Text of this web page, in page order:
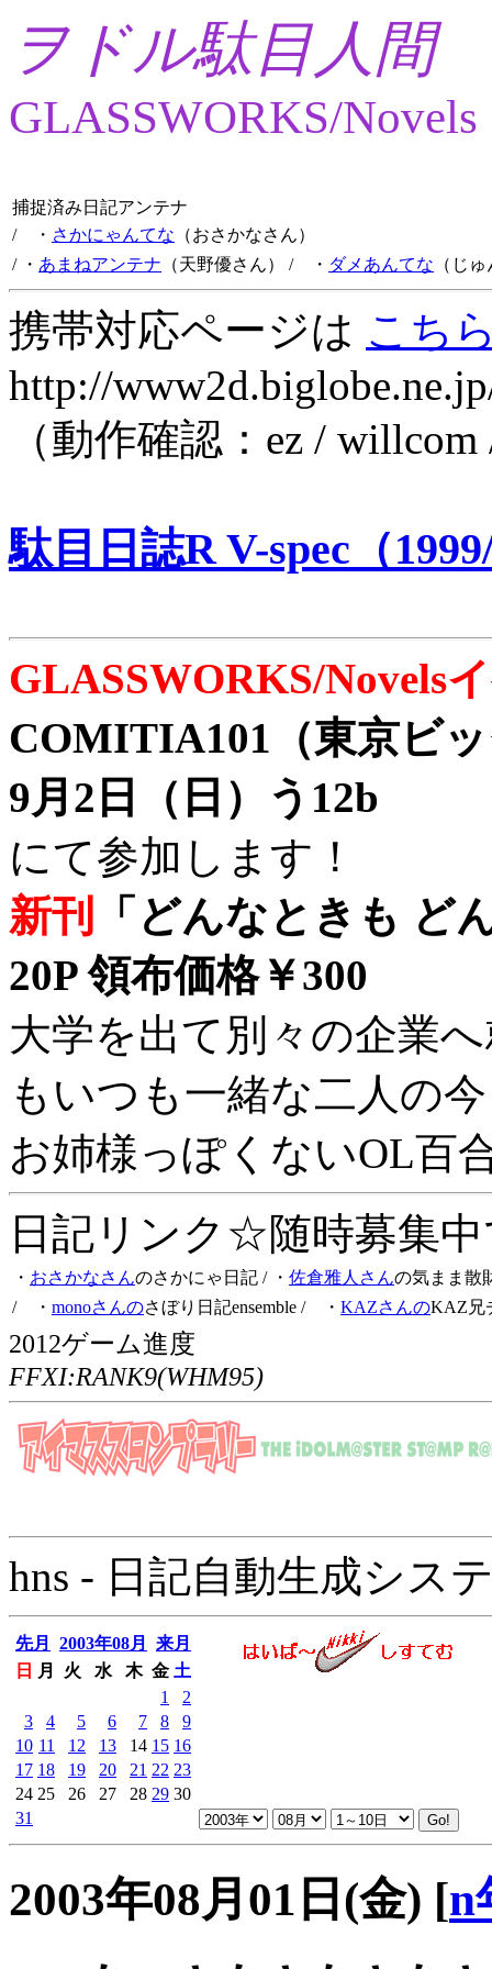
ヲドル駄目人間
GLASSWORKS/Novels
捕捉済み日記アンテナ
/ ・ さかにゃんてな （おさかなさん）
/ ・ あまねアンテナ （天野優さん） / ・ ダメあんてな （じ
携帯対応ページは こち
http://
（動作確認：ez /
駄目日誌R V-spec（
GLASSWORKS/Novels
COMITIA101（東京ビ
9月2日（日）う12b
にて参加します！
新刊
「どんなときも ど
20P 領布価格￥300
大学を出て別々の企業
もいつも一緒な二人の
お姉様っぽくないOL百
日記リンク☆随時募集
・ おさかなさんのさかにゃ日記 / ・ 佐倉雅人さんの気まま散
/ ・ monoさんのさぼり日記ensemble / ・ KAZさんのKAZ兄
2012ゲーム進度
FFXI:RANK9(WHM95)
hns - 日記自動生成シス
先月 2003年08月
来月
日
月 火 水 木 金 土
1
2
3
4 5 6 7 8
9
10 11 12 13 14 15 16
17 18 19 20 21 22 23
24 25 26 27 28 29 30
31
2003年08月01日(金) [n